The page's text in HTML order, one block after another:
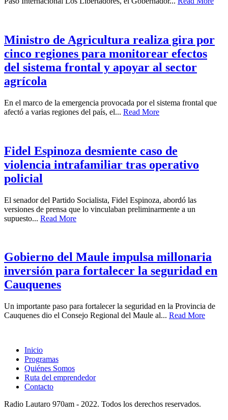
Ministro de Agricultura realiza gira por
cinco regiones para monitorear efectos
del sistema frontal y apoyar al sector
agrícola
En el marco de la emergencia provocada por el sistema frontal que
afectó a varias regiones del país, el... Read More
Fidel Espinoza desmiente caso de
violencia intrafamiliar tras operativo
policial
El senador del Partido Socialista, Fidel Espinoza, abordó las
versiones de prensa que lo vinculaban preliminarmente a un
supuesto... Read More
Gobierno del Maule impulsa millonaria
inversión para fortalecer la seguridad en
Cauquenes
Un importante paso para fortalecer la seguridad en la Provincia de
Cauquenes dio el Consejo Regional del Maule al... Read More
Inicio
Programas
Quiénes Somos
Ruta del emprendedor
Contacto
Radio Lautaro 970am - 2022. Todos los derechos reservados.